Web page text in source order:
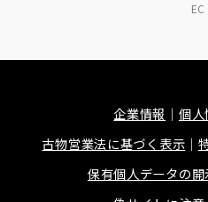
EC
企業情報
個人
古物営業法に基づく表示
保有個人データの